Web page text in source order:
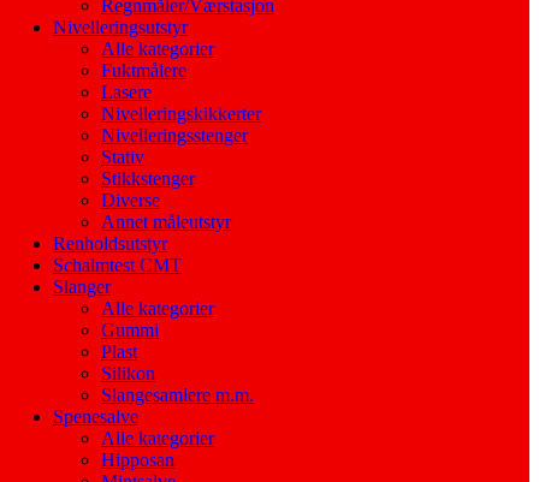
Regnmåler/Værstasjon
Nivelleringsutstyr
Alle kategorier
Fuktmålere
Lasere
Nivelleringskikkerter
Nivelleringsstenger
Stativ
Stikkstenger
Diverse
Annet måleutstyr
Renholdsutstyr
Schalmtest CMT
Slanger
Alle kategorier
Gummi
Plast
Silikon
Slangesamlere m.m.
Spenesalve
Alle kategorier
Hipposan